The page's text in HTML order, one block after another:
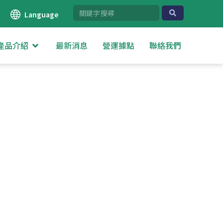
Language
品介紹 最新消息 營運據點 聯絡我們